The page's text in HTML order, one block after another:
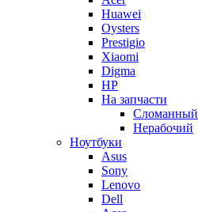
Huawei
Oysters
Prestigio
Xiaomi
Digma
HP
На запчасти
Сломанный
Нерабочий
Ноутбуки
Asus
Sony
Lenovo
Dell